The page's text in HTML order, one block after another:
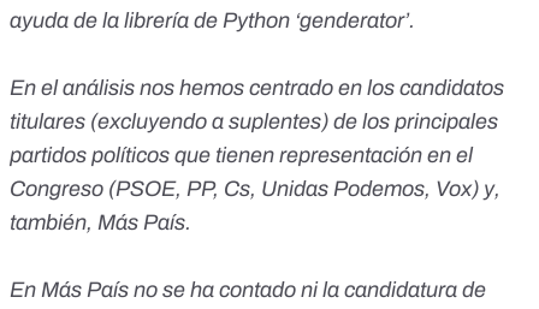
ayuda de la librería de Python ‘genderator’.
En el análisis nos hemos centrado en los candidatos
titulares (excluyendo a suplentes) de los principales
partidos políticos que tienen representación en el
Congreso (PSOE, PP, Cs, Unidas Podemos, Vox) y,
también, Más País.
En Más País no se ha contado ni la candidatura de